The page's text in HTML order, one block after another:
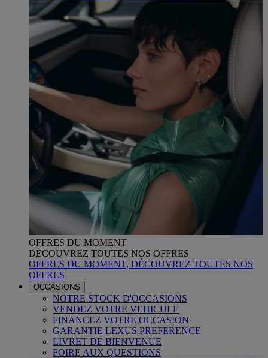
OFFRES DU MOMENT
DÉCOUVREZ TOUTES NOS OFFRES
OFFRES DU MOMENT, DÉCOUVREZ TOUTES NOS
OFFRES
OCCASIONS
NOTRE STOCK D'OCCASIONS
VENDEZ VOTRE VEHICULE
FINANCEZ VOTRE OCCASION
GARANTIE LEXUS PREFERENCE
LIVRET DE BIENVENUE
FOIRE AUX QUESTIONS